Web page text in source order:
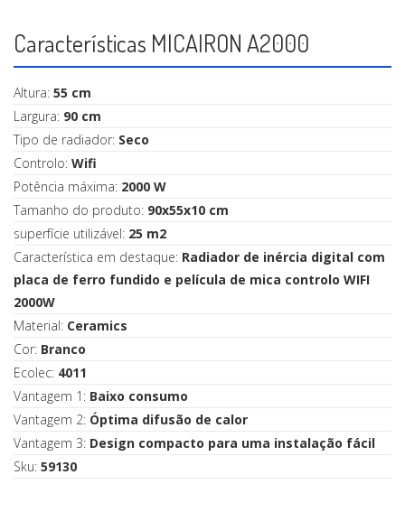
Características MICAIRON A2000
Altura: 55 cm
Largura: 90 cm
Tipo de radiador: Seco
Controlo: Wifi
Potência máxima: 2000 W
Tamanho do produto: 90x55x10 cm
superfície utilizável: 25 m2
Característica em destaque: Radiador de inércia digital com
placa de ferro fundido e película de mica controlo WIFI
2000W
Material: Ceramics
Cor: Branco
Ecolec: 4011
Vantagem 1: Baixo consumo
Vantagem 2: Óptima difusão de calor
Vantagem 3: Design compacto para uma instalação fácil
Sku: 59130